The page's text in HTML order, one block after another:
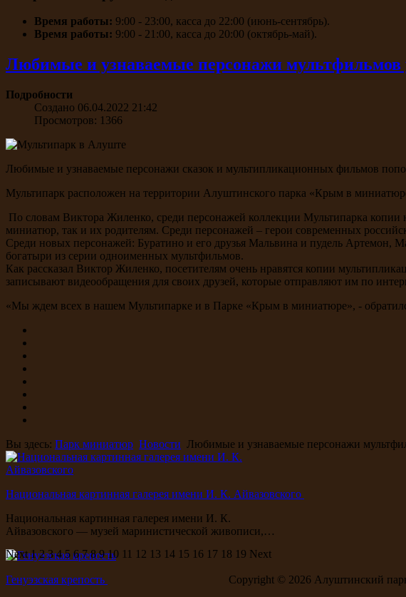
Время работы: 9:00 - 23:00, касса до 22:00 (июнь-сентябрь).
Время работы: 9:00 - 21:00, касса до 20:00 (октябрь-май).
Любимые и узнаваемые персонажи
Подробности
Создано 06.04.2022 21:42
Просмотров: 1366
Любимые и узнаваемые персонажи сказок и мультипликационных фильмов
Мультипарк расположен на территории Алуштинского парка «Крым в
По словам Виктора Жиленко, среди персонажей коллекции Мультипарка
миниатюр, так и их родителям. Среди персонажей – герои современных
Среди новых персонажей: Буратино и его друзья Мальвина и пудель
богатыри из серии одноименных мультфильмов.
Как рассказал Виктор Жиленко, посетителям очень нравятся копии
записывают видеообращения для своих друзей, которые отправляют им по
«Мы ждем всех в нашем Мультипарке и в Парке «Крым в миниатюре», -
Вы здесь: Парк миниатюр Новости Любимые и узнаваемые персонажи
Национальная картинная галерея имени И. К. Айвазовского
Национальная картинная галерея имени И. К.
Айвазовского — музей маринистической живописи,…
Генуэзская крепость
Next12345678910 11 12 13 14 15 16 17 18 19 Next
Copyright © 2026 Алуштинский